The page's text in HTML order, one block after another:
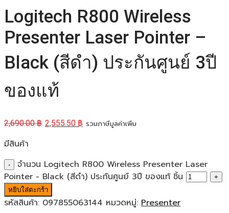
Logitech R800 Wireless
Presenter Laser Pointer –
Black (สีดำ) ประกันศูนย์ 3ปี
ของแท้
2,690.00฿ 2,555.50 ฿ รวมภาษีมูลค่าเพิ่ม
มีสินค้า
จำนวน Logitech R800 Wireless Presenter Laser
Pointer - Black (สีดำ) ประกันศูนย์ 3ปี ของแท้ ชิ้น
หยิบใส่ตะกร้า
รหัสสินค้า: 097855063144 หมวดหมู่: Presenter